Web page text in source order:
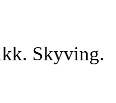
Skyving.